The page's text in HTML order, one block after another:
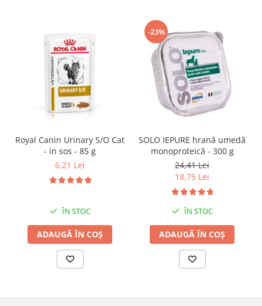
Royal Canin Urinary S/O Cat
- in sos - 85 g
6,21 Lei
ÎN STOC
ADAUGĂ ÎN COȘ
-23%
SOLO IEPURE hrană umedă
monoproteică - 300 g
24,41 Lei
18,75 Lei
ÎN STOC
ADAUGĂ ÎN COȘ